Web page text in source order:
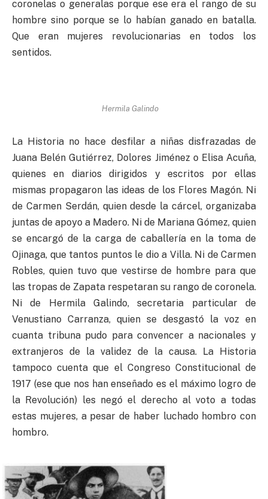
coronelas o generalas porque ese era el rango de su
hombre sino porque se lo habían ganado en batalla.
Que eran mujeres revolucionarias en todos los
sentidos.
Hermila Galindo
La Historia no hace desfilar a niñas disfrazadas de
Juana Belén Gutiérrez, Dolores Jiménez o Elisa Acuña,
quienes en diarios dirigidos y escritos por ellas
mismas propagaron las ideas de los Flores Magón. Ni
de Carmen Serdán, quien desde la cárcel, organizaba
juntas de apoyo a Madero. Ni de Mariana Gómez, quien
se encargó de la carga de caballería en la toma de
Ojinaga, que tantos puntos le dio a Villa. Ni de Carmen
Robles, quien tuvo que vestirse de hombre para que
las tropas de Zapata respetaran su rango de coronela.
Ni de Hermila Galindo, secretaria particular de
Venustiano Carranza, quien se desgastó la voz en
cuanta tribuna pudo para convencer a nacionales y
extranjeros de la validez de la causa. La Historia
tampoco cuenta que el Congreso Constitucional de
1917 (ese que nos han enseñado es el máximo logro de
la Revolución) les negó el derecho al voto a todas
estas mujeres, a pesar de haber luchado hombro con
hombro.